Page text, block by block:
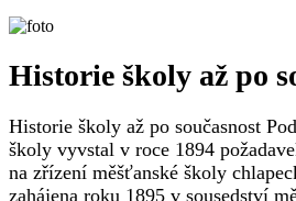
Historie školy až po
Historie školy až po současnost
školy vyvstal v roce 1894
na zřízení měšťanské školy
zahájena roku 1895 v sousedství